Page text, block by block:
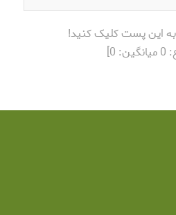
به این پست کلیک کنید!
0میانگین: 0
]